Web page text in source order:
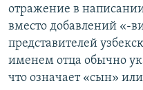
отражение в
вместо добавлений «-
представителей
именем отца обычно
что означает «сын»